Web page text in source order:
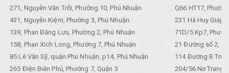
271, Nguyễn Văn Trỗi, Phường 10, Phú Nhuận
Q66 HT17,
431, Nguyễn Kiệm, Phường 3, Phú Nhuận
231 Hà Huy Giáp,
139, Phan Đăng Lưu, Phường 2, Phú Nhuận
71D/5 Kp7,
158, Phan Xích Long, Phường 7, Phú Nhuận
21 Đường số 2,
85 Lê Văn Sỹ, quận Phú Nhuận, p14, Phú Nhuận
114 Đường B
265 Điện Biên Phủ, Phường 7, Quận 3
204/56 Nơ Trang